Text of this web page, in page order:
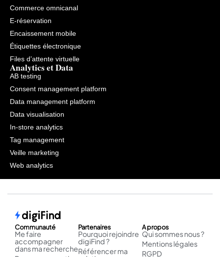
Commerce omnicanal
E-réservation
Encaissement mobile
Étiquettes électronique
Files d’attente virtuelle
Analytics et Data
AB testing
Consent management platform
Data management platform
Data visualisation
In-store analytics
Tag management
Veille marketing
Web analytics
Communauté
Me faire
accompagner
dans ma recherche
Partenaires
Pourquoi rejoindre
digiFind ?
Référencer ma
A propos
Qui sommes nous ?
Mentions légales
RGPD